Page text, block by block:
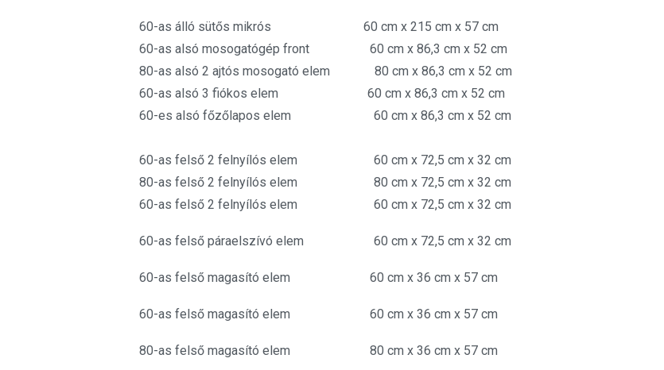
60-as álló sütős mikrós 60 cm x 215 cm x 57 cm
60-as alsó mosogatógép front 60 cm x 86,3 cm x 52 cm
80-as alsó 2 ajtós mosogató elem 80 cm x 86,3 cm x 52 cm
60-as alsó 3 fiókos elem 60 cm x 86,3 cm x 52 cm
60-es alsó főzőlapos elem 60 cm x 86,3 cm x 52 cm
60-as felső 2 felnyílós elem 60 cm x 72,5 cm x 32 cm
80-as felső 2 felnyílós elem 80 cm x 72,5 cm x 32 cm
60-as felső 2 felnyílós elem 60 cm x 72,5 cm x 32 cm
60-as felső páraelszívó elem 60 cm x 72,5 cm x 32 cm
60-as felső magasító elem 60 cm x 36 cm x 57 cm
60-as felső magasító elem 60 cm x 36 cm x 57 cm
80-as felső magasító elem 80 cm x 36 cm x 57 cm